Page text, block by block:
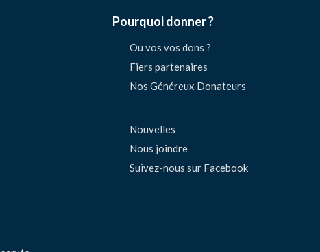
Pourquoi donner ?
Ou vos vos dons ?
Fiers partenaires
Nos Généreux Donateurs
Nouvelles
Nous joindre
Suivez-nous sur Facebook